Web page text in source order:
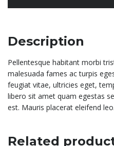
Description
Pellentesque habitant morbi
malesuada fames ac turpis
feugiat vitae, ultricies eget,
libero sit amet quam egestas
est. Mauris placerat eleifend leo.
Related